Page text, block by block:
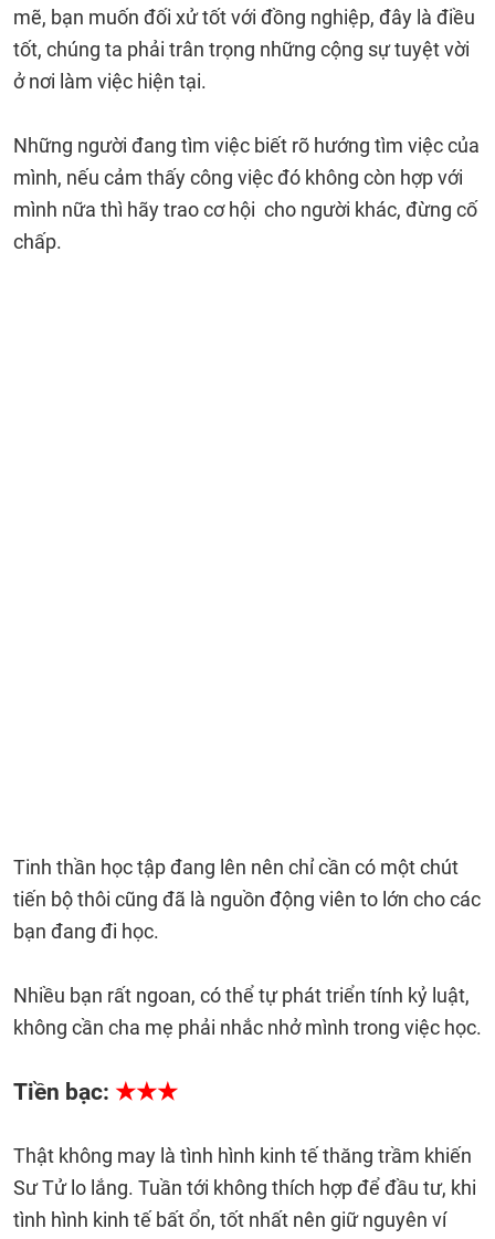
mẽ, bạn muốn đối xử tốt với đồng nghiệp, đây là điều
tốt, chúng ta phải trân trọng những cộng sự tuyệt vời
ở nơi làm việc hiện tại.
Những người đang tìm việc biết rõ hướng tìm việc của
mình, nếu cảm thấy công việc đó không còn hợp với
mình nữa thì hãy trao cơ hội cho người khác, đừng cố
chấp.
Tinh thần học tập đang lên nên chỉ cần có một chút
tiến bộ thôi cũng đã là nguồn động viên to lớn cho các
bạn đang đi học.
Nhiều bạn rất ngoan, có thể tự phát triển tính kỷ luật,
không cần cha mẹ phải nhắc nhở mình trong việc học.
Tiền bạc: ★★★
Thật không may là tình hình kinh tế thăng trầm khiến
Sư Tử lo lắng. Tuần tới không thích hợp để đầu tư, khi
tình hình kinh tế bất ổn, tốt nhất nên giữ nguyên ví